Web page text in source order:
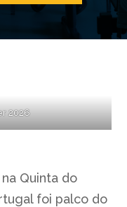
2026
na Quinta do
foi palco do